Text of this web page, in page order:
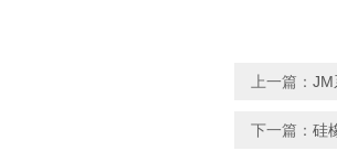
上一篇： JM
下一篇： 硅